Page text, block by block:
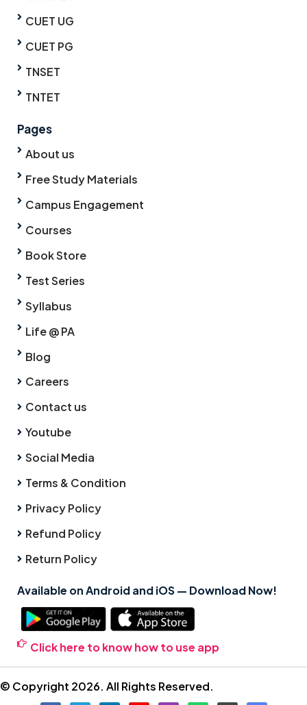
CUET UG
CUET PG
TNSET
TNTET
Pages
About us
Free Study Materials
Campus Engagement
Courses
Book Store
Test Series
Syllabus
Life @ PA
Blog
Careers
Contact us
Youtube
Social Media
Terms & Condition
Privacy Policy
Refund Policy
Return Policy
Available on Android and iOS — Download Now!
Click here to know how to use app
© Copyright 2026. All Rights Reserved.